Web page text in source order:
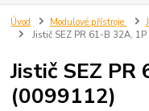
Úvod Modulové přístroje
Jistič SEZ PR 61-B 32A,
Jistič SEZ
(0099112)